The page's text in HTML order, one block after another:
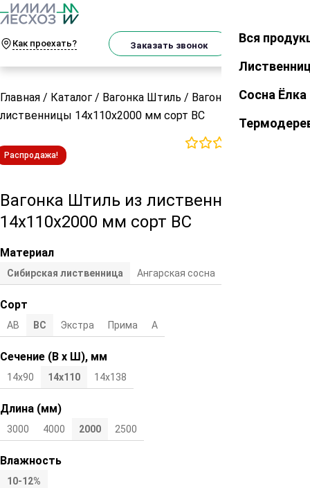
Как проехать? Заказать звонок Закрыть
Вся
Сосна Ёлка
Главная / Каталог / Вагонка Штиль / Вагонка Штиль из
лиственницы 14х110х2000 мм сорт ВС
Распродажа!
Вагонка Штиль из лиственницы
14х110х2000 мм сорт ВС
Материал
Сибирская лиственница Ангарская сосна
Сорт
АВ ВС Экстра Прима А
Сечение (В х Ш), мм
14х90 14х110 14x138
Длина (мм)
3000 4000 2000 2500
Влажность
10-12%